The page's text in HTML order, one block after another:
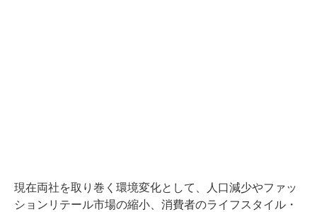
現在両社を取り巻く環境変化として、人口減少やファッ
ションリテール市場の縮小、消費者のライフスタイル・